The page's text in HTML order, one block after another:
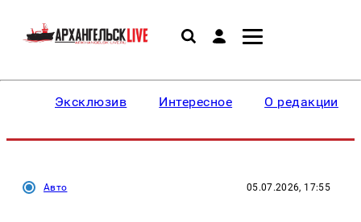
Эксклюзив Интересное О редакции
Авто 05.07.2026, 17:55